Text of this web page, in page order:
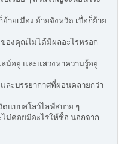
ยเมือง ย้ายจังหวัด เบื่อก็ย้าย
องคุณไม่ได้มีผลอะไรหรอก
น์อยู่ และแสวงหาความรู้อยู่
ละบรรยากาศที่ผ่อนคลายกว่า
แบบสโลว์ไลฟ์สบาย ๆ
ไม่ค่อยมีอะไรให้ซื้อ นอกจาก